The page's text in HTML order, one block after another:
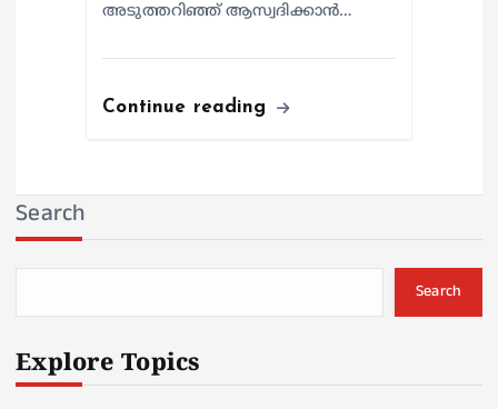
അടുത്തറിഞ്ഞ് ആസ്വദിക്കാൻ…
Continue reading
Search
Search
Explore Topics